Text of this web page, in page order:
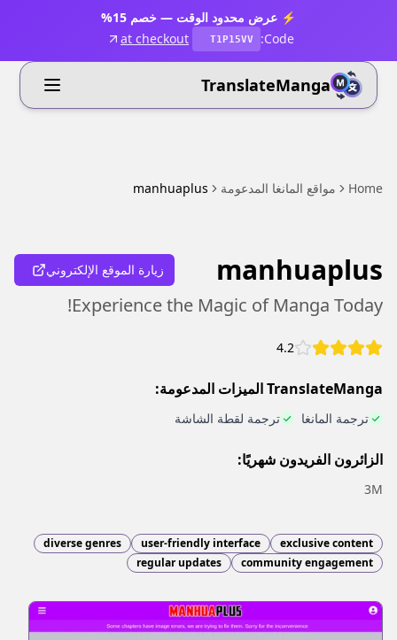
⚡ عرض محدود الوقت — خصم 15%
Code:
T1P15VV
at checkout
TranslateManga
Home مواقع المانغا المدعومة manhuaplus
manhuaplus زيارة الموقع الإلكتروني
Experience the Magic of Manga Today!
4.2
TranslateManga الميزات المدعومة:
ترجمة المانغا ترجمة لقطة الشاشة
الزائرون الفريدون شهريًا:
3M
exclusive content
user-friendly interface
diverse genres
community engagement
regular updates